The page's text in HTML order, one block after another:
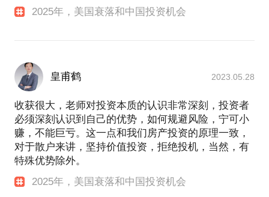
的个人经验、意见或观点，仅供学员参考所用。本话
题内容及行家观点不代表平台观点，平台对话题内容
自媒体《财神星球》创始人（前《磕基》）
活动范围：
北京市西城区
一些简历：
中国人民大学经济学硕士学位
已经形成稳定盈利能力，最近5年年化收益率
10%-12%（2018-2024）
12年线上/10年线下投资者教育经验
2025年，美国衰落和中国投资机会
皇甫鹤 2023.05.28
收获很大，老师对投资本质的认识非常深刻，投资者
必须深刻认识到自己的优势，如何规避风险，宁可小
赚，不能巨亏。这一点和我们房产投资的原理一致，
对于散户来讲，坚持价值投资，拒绝投机，当然，有
特殊优势除外。
2025年，美国衰落和中国投资机会